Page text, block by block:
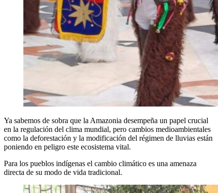
Ya sabemos de sobra que la Amazonia desempeña un papel crucial
en la regulación del clima mundial, pero cambios medioambientales
como la deforestación y la modificación del régimen de lluvias están
poniendo en peligro este ecosistema vital.
Para los pueblos indígenas el cambio climático es una amenaza
directa de su modo de vida tradicional.